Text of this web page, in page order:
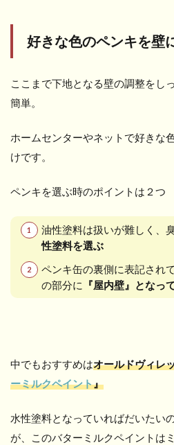
好きな色のペンキを壁
ここまで下地となる壁の調整をし
簡単。
ホームセンターやネットで好きな
けです。
ペンキを選ぶ時のポイントは２つ
油性塗料は扱いが難しく、
性塗料を選ぶ
ペンキ缶の裏側に表記され
の部分に
『屋内壁』となっ
中でもおすすめはオールドヴィレ
ーミルクペイント』
水性塗料となっていればだいたい
が、このバターミルクペイントは